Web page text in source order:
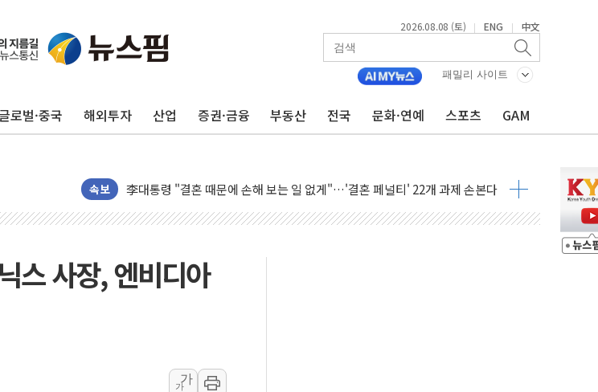
2026.08.08 (토) | ENG | 中文
패밀리 사이트
로벌·중국 해외투자 산업 증권·금융 부동산 전국 문화·연예 스포츠 GAM
속보
이번주 국내 주요 금융일정(8.10~8.14)
美, 이란전 출구전략 만지작…공습 한계·탄약 부족 현실화
폐기물 수거하다 참변…60대 환경미화원 수거차에 치여 사망
서울 중랑구 주택가서 흉기 난동…60대 남성 2명 숨져
여수 오동도 인근 해상서 모터보트 전복…1명 사망·1명 실종
추미애, '위안부' 피해자 기림의 날 참석..."국제적 시민 연대로 목소리 내야"
인천서 말다툼 중 어머니 흉기 살해 10대 아들 체포
'화합' 꺼낸 김민석에 '뻔뻔' 받아친 정청래…제주 연설서 신경전 고조
中 전방위 아파트 부양, 수도 베이징도 부동산 규제 철폐
스 사장, 엔비디아
가
가